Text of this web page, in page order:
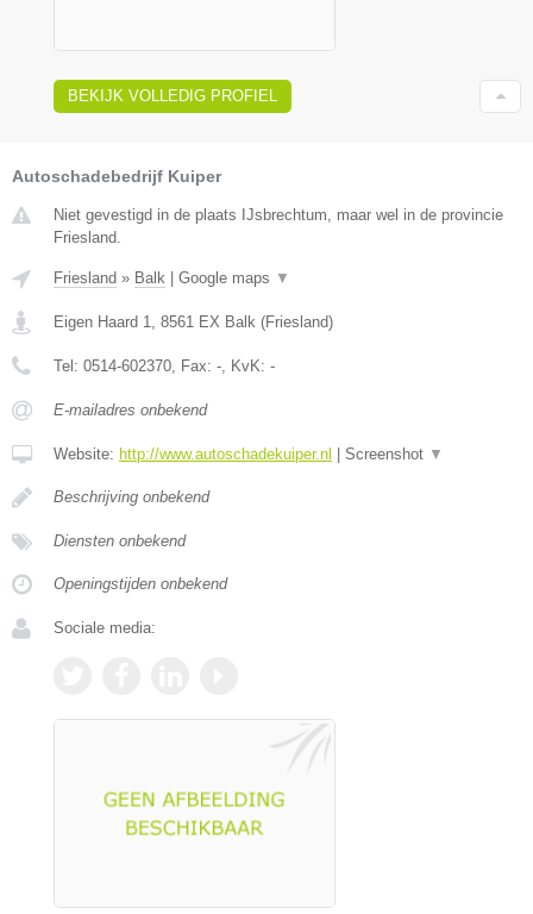
BEKIJK VOLLEDIG PROFIEL
Autoschadebedrijf Kuiper
Niet gevestigd in de plaats IJsbrechtum, maar wel in de provincie
Friesland.
Friesland » Balk Google maps ▼
Eigen Haard 1, 8561 EX Balk (Friesland)
Tel: 0514-602370, Fax: -, KvK: -
E-mailadres onbekend
Website: http://www.autoschadekuiper.nl Screenshot ▼
Beschrijving onbekend
Diensten onbekend
Openingstijden onbekend
Sociale media: